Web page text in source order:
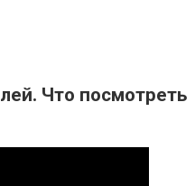
Что посмотреть